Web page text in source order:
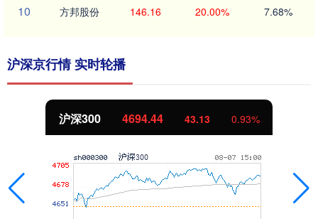
10 方邦股份 146.16 20.00% 7.68%
沪深京行情 实时轮播
北证50 1134.24 11.37 1.01%